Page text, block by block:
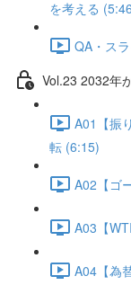
を考える
QA・ス
Vol.23 2032年
A01【振
転 (6:15)
A02【ゴ
A03【
A04【為